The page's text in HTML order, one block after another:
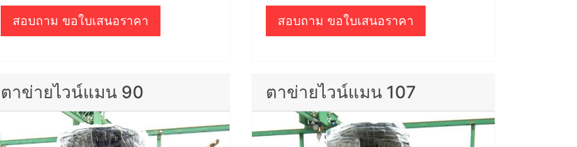
สอบถาม ขอใบเสนอราคา สอบถาม ขอใบเสนอราคา
ตาข่ายไวน์แมน 90 ตาข่ายไวน์แมน 107